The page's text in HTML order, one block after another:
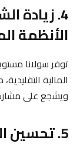
4. زيادة
الأنظمة
توفر سولانا
المالية
ويشجع على
5. تحسين الوصول إلى الخدمات المالية